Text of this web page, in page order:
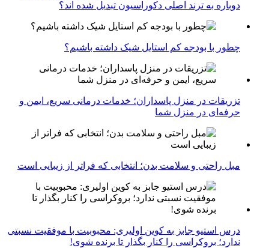
دوباره به ترند اصلی دکوراسیون تبدیل شده اند؟
چطور با بودجه کم استایل شیک داشته باشیم؟
تزریقات در منزل پاسداران؛ خدمات درمانی سریع، ایمن و
حرفه‌ای در منزل شما
مبل راحتی و سلامت بدن؛ انتخابی که فراتر از زیبایی است
درس استیو جابز به کوین اولیری: محبوبیت با موفقیت نسبتی
ندارد؛ بروکراسی را کنار بگذار تا برنده شوی!